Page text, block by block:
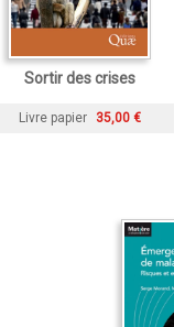
Sortir des crises
Livre papier 35,00 €